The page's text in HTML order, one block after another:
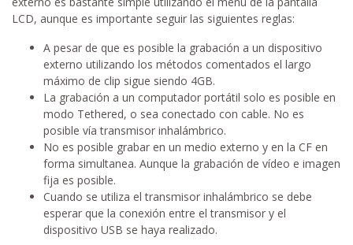
LCD, aunque es importante seguir las siguientes reglas:
A pesar de que es posible la grabación a un dispositivo
externo utilizando los métodos comentados el largo
máximo de clip sigue siendo 4GB.
La grabación a un computador portátil solo es posible en
modo Tethered, o sea conectado con cable. No es
posible vía transmisor inhalámbrico.
No es posible grabar en un medio externo y en la CF en
forma simultanea. Aunque la grabación de vídeo e imagen
fija es posible.
Cuando se utiliza el transmisor inhalámbrico se debe
esperar que la conexión entre el transmisor y el
dispositivo USB se haya realizado.